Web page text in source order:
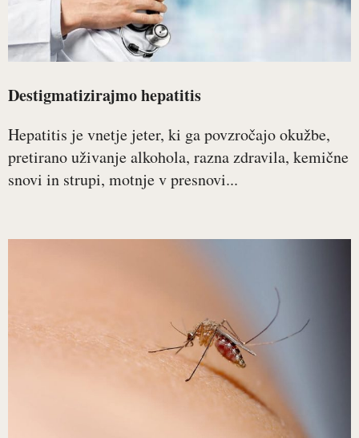
Destigmatizirajmo hepatitis
Hepatitis je vnetje jeter, ki ga povzročajo okužbe,
pretirano uživanje alkohola, razna zdravila, kemične
snovi in strupi, motnje v presnovi...